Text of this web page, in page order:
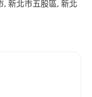
, 新北市五股區, 新北